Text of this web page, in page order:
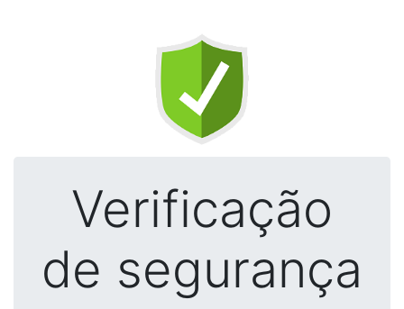
Verificação
de segurança